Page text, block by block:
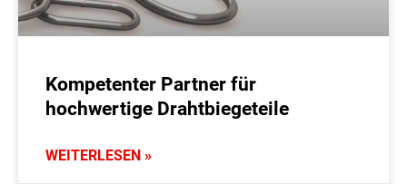
Kompetenter Partner für
hochwertige Drahtbiegeteile
WEITERLESEN »